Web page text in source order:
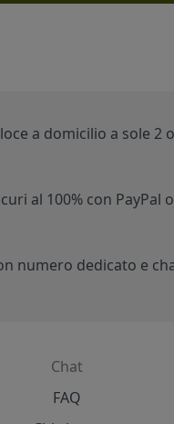
a domicilio a sole 2
al 100% con PayPal
numero dedicato e
Chat
FAQ